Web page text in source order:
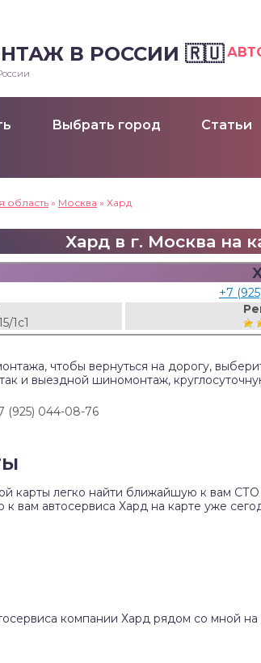
В РОССИИ 🇷🇺
Выбрать город Статьи
область » Москва » Хард
Хард в г. Москва на
+7
1с1
чтобы вернуться на дорогу,
и выездной шиномонтаж,
(925) 044-08-76
карты легко найти ближайшую к вам
вам автосервиса Хард на карте уже
компании Хард рядом со мной на